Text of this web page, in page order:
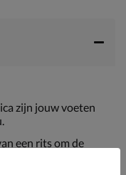
zijn jouw voeten
een rits om de